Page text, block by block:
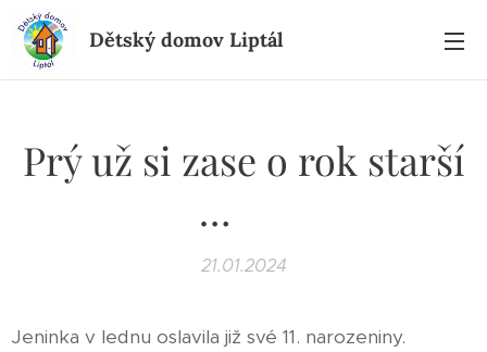
Dětský domov Liptál
Prý už si zase o rok starší
… ♥
21.01.2024
Jeninka v lednu oslavila již své 11. narozeniny.